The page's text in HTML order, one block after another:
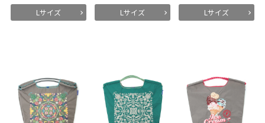
Lサイズ Lサイズ Lサイズ